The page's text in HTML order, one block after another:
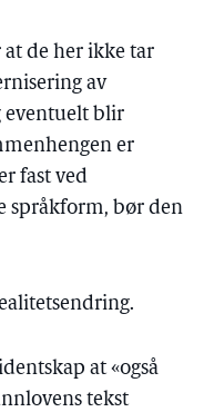
de her ikke tar
av
eventuelt blir
er
fast ved
språkform, bør den
at «også
tekst